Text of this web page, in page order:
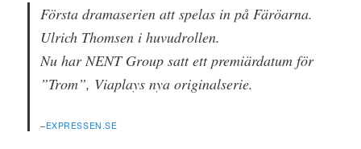
Första dramaserien att spelas in på Färöarna.
Ulrich Thomsen i huvudrollen.
Nu har NENT Group satt ett premiärdatum för
”Trom”, Viaplays nya originalserie.
–EXPRESSEN.SE